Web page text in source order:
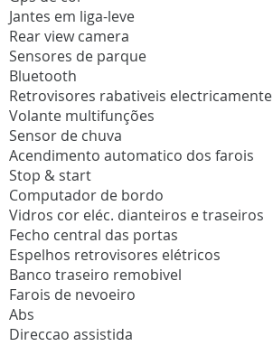
Jantes em liga-leve
Rear view camera
Sensores de parque
Bluetooth
Retrovisores rabativeis electricamente
Volante multifunções
Sensor de chuva
Acendimento automatico dos farois
Stop & start
Computador de bordo
Vidros cor eléc. dianteiros e traseiros
Fecho central das portas
Espelhos retrovisores elétricos
Banco traseiro remobivel
Farois de nevoeiro
Abs
Direccao assistida